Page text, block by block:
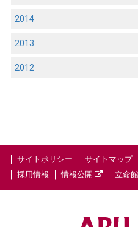
2014
2013
2012
サイトポリシー サイトマップ
採用情報
情報公開 立命